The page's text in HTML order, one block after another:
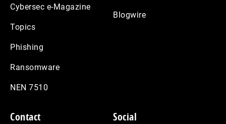
Cybersec e-Magazine
Topics
Phishing
Ransomware
NEN 7510
Blogwire
Contact Social